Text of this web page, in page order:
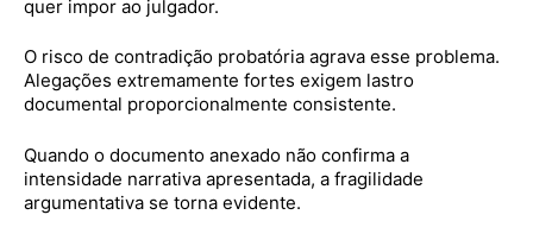
quer impor ao julgador.
O risco de contradição probatória agrava esse problema.
Alegações extremamente fortes exigem lastro
documental proporcionalmente consistente.
Quando o documento anexado não confirma a
intensidade narrativa apresentada, a fragilidade
argumentativa se torna evidente.